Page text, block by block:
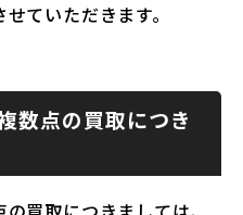
ていただきます。
数点の買取につき